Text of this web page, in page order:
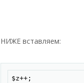
НИЖЕ вставляем:
$z++;